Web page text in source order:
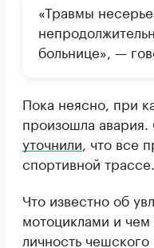
«Травмы
больнице», —
Пока неясно, при
произошла
уточнили , что все
спортивной трассе.
Что известно об
мотоциклами и
личность